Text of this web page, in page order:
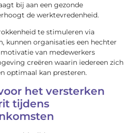
bij aan een gezonde
de werktevredenheid.
te stimuleren via
kunnen organisaties een hechter
van medewerkers
creëren waarin iedereen zich
optimaal kan presteren.
het versterken
tijdens